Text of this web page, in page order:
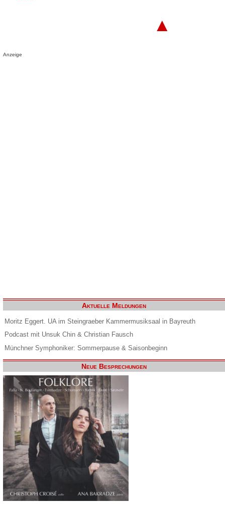
▲
Anzeige
Aktuelle Meldungen
Moritz Eggert. UA im Steingraeber Kammermusiksaal in Bayreuth
Podcast mit Unsuk Chin & Christian Fausch
Münchner Symphoniker: Sommerpause & Saisonbeginn
Neue Besprechungen